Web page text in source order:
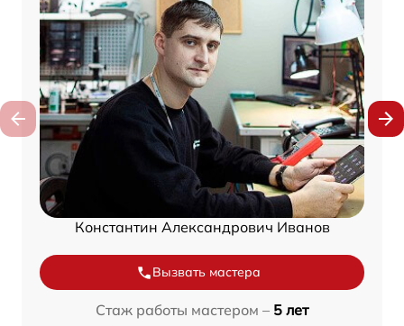
Константин Александрович Иванов
Вызвать мастера
Стаж работы мастером – 5 лет